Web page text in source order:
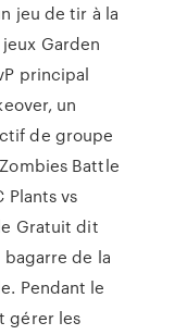
jeu de tir à la
Garden
principal
un
de groupe
Battle
Plants vs
Gratuit dit
bagarre de la
Pendant le
gérer les